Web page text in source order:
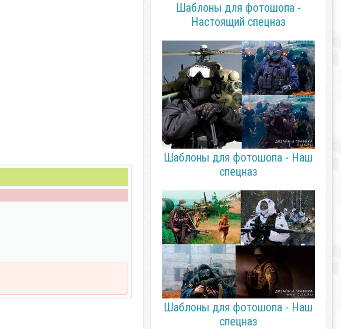
Шаблоны для фотошопа -
Настоящий спецназ
Шаблоны для фотошопа - Наш
спецназ
Шаблоны для фотошопа - Наш
спецназ